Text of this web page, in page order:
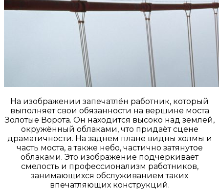
На изображении запечатлён работник, который
выполняет свои обязанности на вершине моста
Золотые Ворота. Он находится высоко над землёй,
окружённый облаками, что придаёт сцене
драматичности. На заднем плане видны холмы и
часть моста, а также небо, частично затянутое
облаками. Это изображение подчеркивает
смелость и профессионализм работников,
занимающихся обслуживанием таких
впечатляющих конструкций.